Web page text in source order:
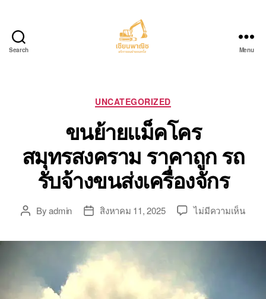
Search
รถ
แบค
โฮ.com
Menu
Categories
UNCATEGORIZED
ขนย้ายแม็คโคร
สมุทรสงคราม ราคาถูก รถ
รับจ้างขนส่งเครื่องจักร
PostByadmin
Postสิงหาคม 11, 2025 ไม่มีความเห็นบน